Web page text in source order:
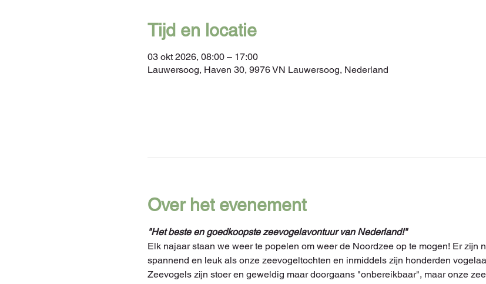
Tijd en locatie
03 okt 2026, 08:00 – 17:00
Lauwersoog, Haven 30, 9976 VN Lauwersoog, Nederland
Over het evenement
"Het beste en goedkoopste zeevogelavontuur van Nederland!"
Elk najaar staan we weer te popelen om weer de Noordzee op te mogen! Er zijn
spannend en leuk als onze zeevogeltochten en inmiddels zijn honderden
Zeevogels zijn stoer en geweldig maar doorgaans "onbereikbaar", maar onze